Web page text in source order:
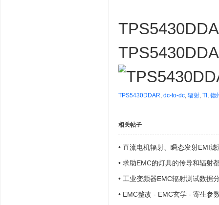
TPS5430DDAR, dc-to-dc, 辐射, TI , 德
相关帖子
• 直流电机辐射、瞬态发射EMI滤
• 求助EMC的灯具的传导和辐射
• 工业变频器EMC辐射测试数据
• EMC整改 - EMC玄学 - 寄生参